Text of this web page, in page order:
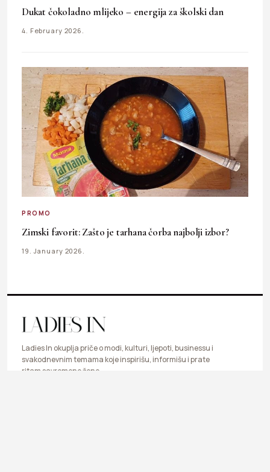
Dukat čokoladno mlijeko – energija za školski dan
4. February 2026.
PROMO
Zimski favorit: Zašto je tarhana čorba najbolji izbor?
19. January 2026.
Ladies In okuplja priče o modi, kulturi, ljepoti, businessu i
svakodnevnim temama koje inspirišu, informišu i prate
ritam savremene žene.